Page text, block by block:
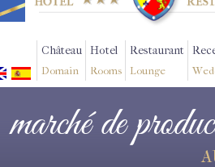
Château
Domain
Hotel
Rooms
Restaurant
Lounge
marché de